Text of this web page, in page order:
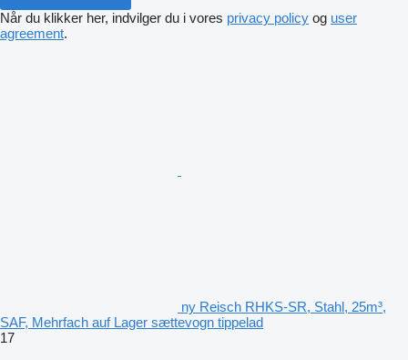
Når du klikker her, indvilger du i vores privacy policy og user
agreement.
ny Reisch RHKS-SR, Stahl, 25m³,
SAF, Mehrfach auf Lager sættevogn tippelad
17